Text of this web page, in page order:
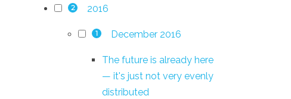
2 2016
1 December 2016
The future is already here
— it's just not very evenly
distributed